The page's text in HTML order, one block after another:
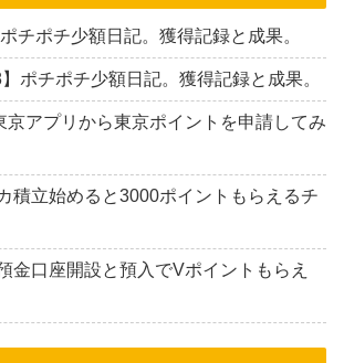
チポチ少額日記。獲得記録と成果。
】ポチポチ少額日記。獲得記録と成果。
京アプリから東京ポイントを申請してみ
積立始めると3000ポイントもらえるチ
金口座開設と預入でVポイントもらえ